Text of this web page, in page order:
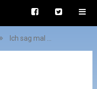
Ich sag mal …